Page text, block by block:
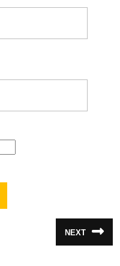
NEXT
wpis: